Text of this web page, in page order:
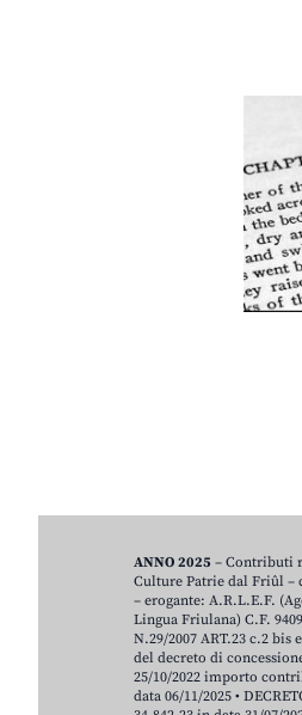
ANNO 2025 – Contributi
Culture Patrie dal Friûl –
– erogante: A.R.L.E.F.
Lingua Friulana) C.F.
N.29/2007 ART.23 c.2 bis
del decreto di
25/10/2022 importo
data 06/11/2025 •